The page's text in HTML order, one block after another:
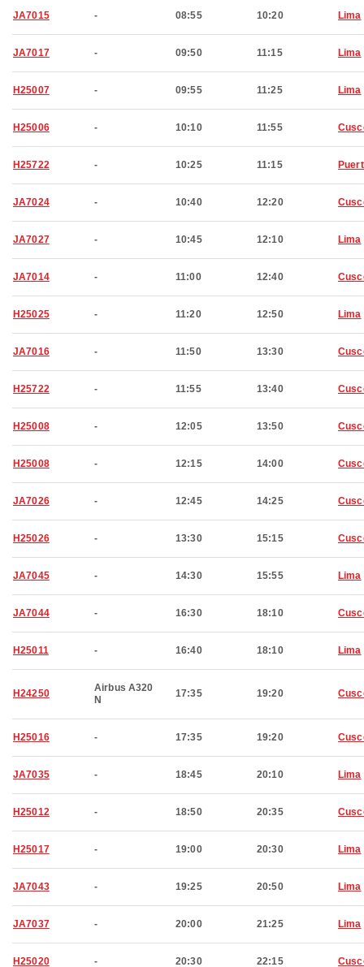
JA7015 - 08:55 10:20 Lima
JA7017 - 09:50 11:15 Lima
H25007 - 09:55 11:25 Lima
H25006 - 10:10 11:55
H25722 - 10:25 11:15
JA7024 - 10:40 12:20
JA7027 - 10:45 12:10 Lima
JA7014 - 11:00 12:40
H25025 - 11:20 12:50 Lima
JA7016 - 11:50 13:30
H25722 - 11:55 13:40
H25008 - 12:05 13:50
H25008 - 12:15 14:00
JA7026 - 12:45 14:25
H25026 - 13:30 15:15
JA7045 - 14:30 15:55 Lima
JA7044 - 16:30 18:10
H25011 - 16:40 18:10 Lima
H24250
Airbus A320
N
17:35 19:20
H25016 - 17:35 19:20
JA7035 - 18:45 20:10 Lima
H25012 - 18:50 20:35
H25017 - 19:00 20:30 Lima
JA7043 - 19:25 20:50 Lima
JA7037 - 20:00 21:25 Lima
H25020 - 20:30 22:15